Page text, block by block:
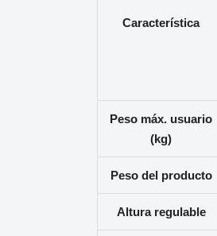
Característica
Peso máx. usuario
(kg)
Peso del producto
Altura regulable